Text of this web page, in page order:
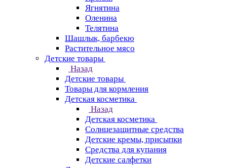
Ягнятина
Оленина
Телятина
Шашлык, барбекю
Растительное мясо
Детские товары
Назад
Детские товары
Товары для кормления
Детская косметика
Назад
Детская косметика
Солнцезащитные средства
Детские кремы, присыпки
Средства для купания
Детские салфетки